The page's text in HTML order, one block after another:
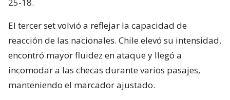
El tercer set volvió a reflejar la capacidad de
reacción de las nacionales. Chile elevó su intensidad,
encontró mayor fluidez en ataque y llegó a
incomodar a las checas durante varios pasajes,
manteniendo el marcador ajustado.